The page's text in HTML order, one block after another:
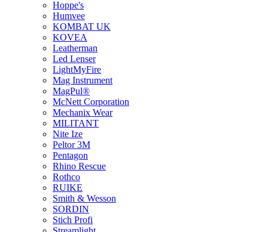
Hoppe's
Humvee
KOMBAT UK
KOVEA
Leatherman
Led Lenser
LightMyFire
Mag Instrument
MagPul®
McNett Corporation
Mechanix Wear
MILITANT
Nite Ize
Peltor 3M
Pentagon
Rhino Rescue
Rothco
RUIKE
Smith & Wesson
SORDIN
Stich Profi